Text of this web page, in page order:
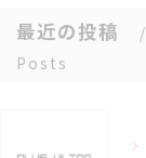
最近の投稿
Posts